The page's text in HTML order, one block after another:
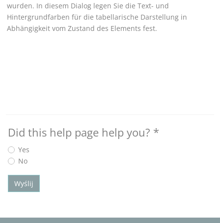
wurden. In diesem Dialog legen Sie die Text- und
Hintergrundfarben für die tabellarische Darstellung in
Abhängigkeit vom Zustand des Elements fest.
Did this help page help you? *
Yes
No
Wyślij